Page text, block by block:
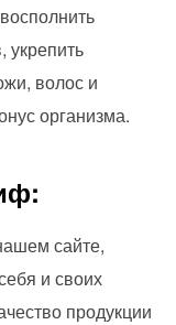
укрепить
волос и
организма.
сайте,
и своих
продукции